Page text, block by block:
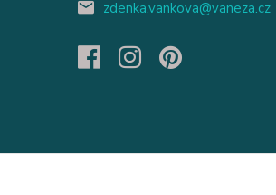
zdenka.vankova@vaneza.cz